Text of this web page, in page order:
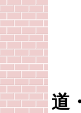
道